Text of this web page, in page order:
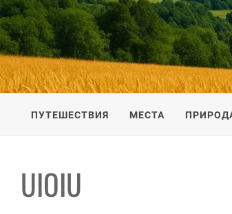
ПУТЕШЕСТВИЕ ПО УКРАИНЕ
ПУТЕШЕСТВИЯ МЕСТА
UIOIU